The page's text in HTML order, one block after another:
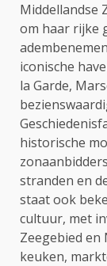
Middellandse
om haar rijke
iconische
la Garde,
historische
stranden en
staat ook
cultuur, met
Zeegebied
keuken,